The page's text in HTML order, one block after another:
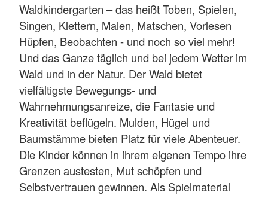
Waldkindergarten – das heißt Toben, Spielen,
Singen, Klettern, Malen, Matschen, Vorlesen
Hüpfen, Beobachten - und noch so viel mehr!
Und das Ganze täglich und bei jedem Wetter im
Wald und in der Natur. Der Wald bietet
vielfältigste Bewegungs- und
Wahrnehmungsanreize, die Fantasie und
Kreativität beflügeln. Mulden, Hügel und
Baumstämme bieten Platz für viele Abenteuer.
Die Kinder können in ihrem eigenen Tempo ihre
Grenzen austesten, Mut schöpfen und
Selbstvertrauen gewinnen. Als Spielmaterial